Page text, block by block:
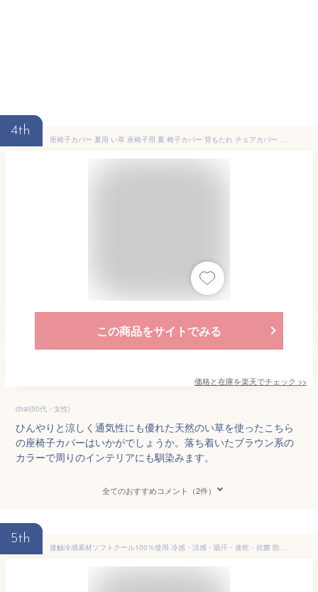
4th
座椅子カバー 夏用 い草 座椅子用 夏 椅子カバー 背もたれ チェアカバー い草カバー 座面 おしゃれ 滑り止め イグサ イ草 夏用 夏 蒸れない 防カビ 抗菌 涼しい 調湿 ブラウン 和室 ギフト レトロ 和風 約44×160cm 与那国 座椅子カバー (O) 引っ越し 新生活
この商品をサイトでみる
価格と在庫を楽天でチェック >>
chai(50代・女性)
ひんやりと涼しく通気性にも優れた天然のい草を使ったこちら
の座椅子カバーはいかがでしょうか。落ち着いたブラウン系の
カラーで周りのインテリアにも馴染みます。
全てのおすすめコメント（2件）
5th
接触冷感素材ソフトクール100％使用 冷感・涼感・吸汗・速乾・抗菌 防臭・消臭 ひんやり座椅子カバー 1人掛け用 50×163cm（長さ約80～130cmまで取付可能） ブルー